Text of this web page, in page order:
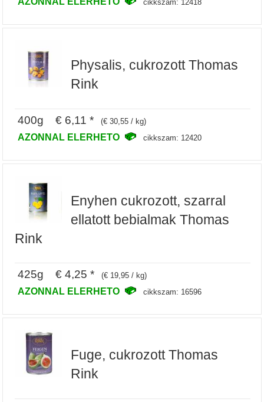
cikkszam: 12418
Physalis, cukrozott Thomas
Rink
400g € 6,11 * (€ 30,55 / kg)
AZONNAL ELERHETO cikkszam: 12420
Enyhen cukrozott, szarral
ellatott bebialmak Thomas
Rink
425g € 4,25 * (€ 19,95 / kg)
AZONNAL ELERHETO cikkszam: 16596
Fuge, cukrozott Thomas
Rink